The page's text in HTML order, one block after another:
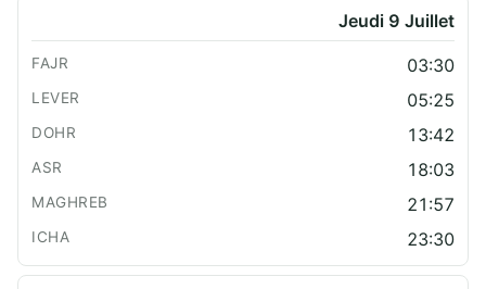
Jeudi 9 Juillet
03:30
05:25
13:42
18:03
21:57
23:30